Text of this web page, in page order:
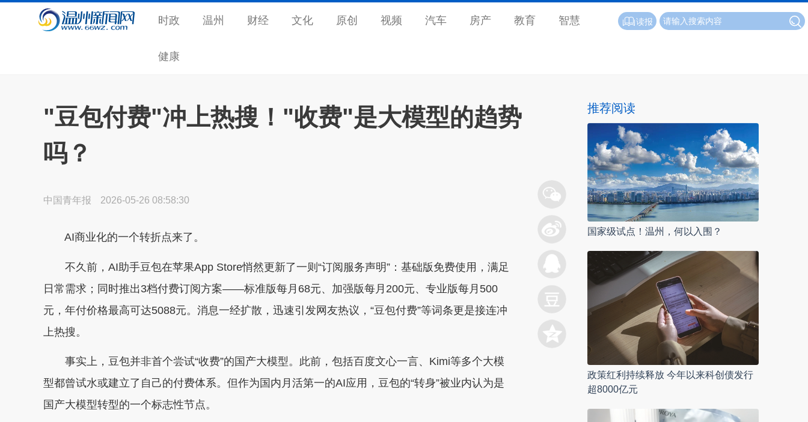
时政 温州 财经 文化 原创 视频 汽车 房产 教育 智慧
健康
读报
"豆包付费"冲上热搜！"收费"是大模型的趋势
吗？
中国青年报 2026-05-26 08:58:30
AI商业化的一个转折点来了。
不久前，AI助手豆包在苹果App Store悄然更新了一则“订阅服务声明”：基础版免费使用，满足
日常需求；同时推出3档付费订阅方案——标准版每月68元、加强版每月200元、专业版每月500
元，年付价格最高可达5088元。消息一经扩散，迅速引发网友热议，“豆包付费”等词条更是接连冲
上热搜。
事实上，豆包并非首个尝试“收费”的国产大模型。此前，包括百度文心一言、Kimi等多个大模
型都曾试水或建立了自己的付费体系。但作为国内月活第一的AI应用，豆包的“转身”被业内认为是
国产大模型转型的一个标志性节点。
推荐阅读
国家级试点！温州，何以入围？
政策红利持续释放 今年以来科创债发行
超8000亿元